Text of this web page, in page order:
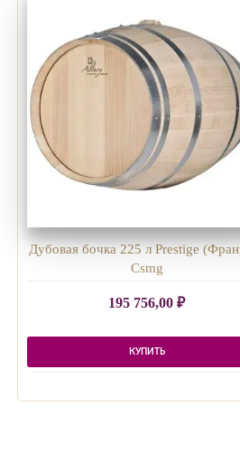
Дубовая бочка 225 л Prestige
Csmg
195 756,00₽
КУПИТЬ